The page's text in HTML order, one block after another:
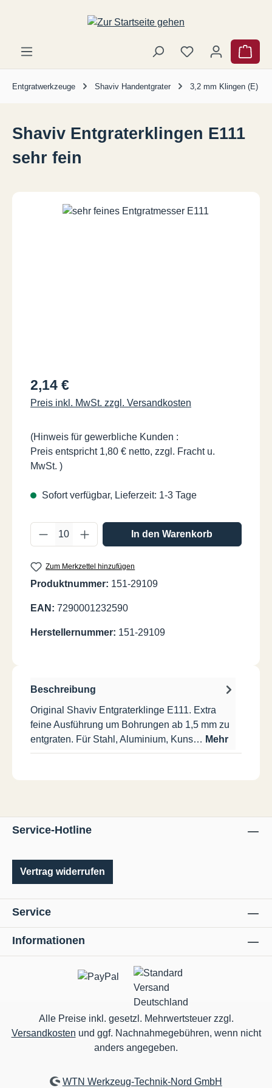
Zum Hauptinhalt springen
Entgratwerkzeuge Shaviv Handentgrater 3,2 mm Klingen (E)
Shaviv Entgraterklingen E111
sehr fein
Regulärer Preis:
2,14 €
Preis inkl. MwSt. zzgl. Versandkosten
(Hinweis für gewerbliche Kunden :
Preis entspricht 1,80 € netto, zzgl. Fracht u.
MwSt. )
Sofort verfügbar, Lieferzeit: 1-3 Tage
Produkt Anzahl: Gib den gewünschten
In den Warenkorb
Zum Merkzettel hinzufügen
Produktnummer: 151-29109
EAN: 7290001232590
Herstellernummer: 151-29109
Beschreibung
Original Shaviv Entgraterklinge E111. Extra
feine Ausführung um Bohrungen ab 1,5 mm zu
entgraten. Für Stahl, Aluminium, Kuns… Mehr
Service-Hotline
Vertrag widerrufen
Service
Informationen
Alle Preise inkl. gesetzl. Mehrwertsteuer zzgl.
Versandkosten und ggf. Nachnahmegebühren, wenn nicht
anders angegeben.
WTN Werkzeug-Technik-Nord GmbH